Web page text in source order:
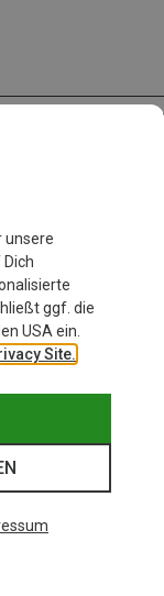
unsere
ggf. die
USA ein.
Site.